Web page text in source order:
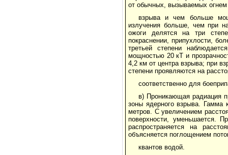
от обычных, вызываемых
взрыва и чем больше
излучения больше, чем при
ожоги делятся на три
покраснении, припухлости,
третьей степени
мощностью 20 кТ и
4,2 км от центра взрыва; при
степени проявляются на
соответственно для
в) Проникающая радиация
зоны ядерного взрыва. Гамма
метров. С увеличением
поверхности, уменьшается.
распространяется на
объясняется поглощением
квантов водой.